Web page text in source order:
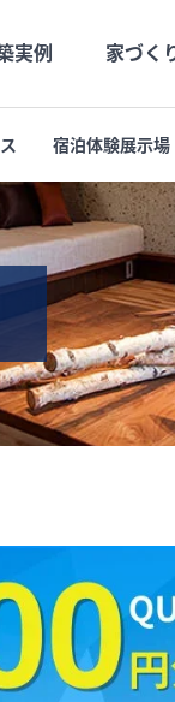
実例 家づく
要
宿泊体験展示場